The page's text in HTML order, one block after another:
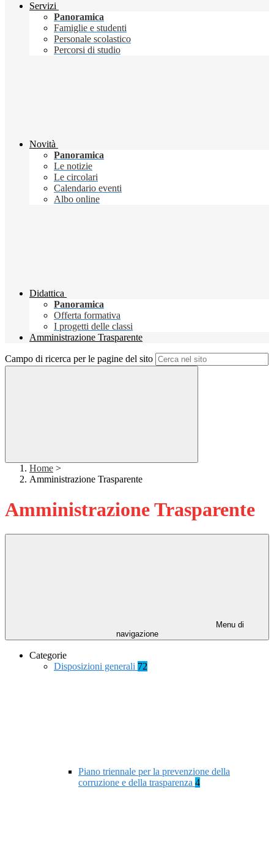
Servizi
Panoramica
Famiglie e studenti
Personale scolastico
Percorsi di studio
Novità
Panoramica
Le notizie
Le circolari
Calendario eventi
Albo online
Didattica
Panoramica
Offerta formativa
I progetti delle classi
Amministrazione Trasparente
Campo di ricerca per le pagine del sito
Home >
Amministrazione Trasparente
Amministrazione Trasparente
Menu di
navigazione
Categorie
Disposizioni generali 72
Piano triennale per la prevenzione della
corruzione e della trasparenza 4